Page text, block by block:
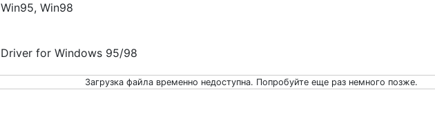
Win95, Win98
Driver for Windows 95/98
Загрузка файла временно недоступна. Попробуйте еще раз немного позже.